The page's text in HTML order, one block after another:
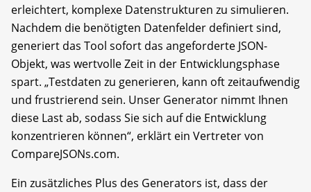
erleichtert, komplexe Datenstrukturen zu simulieren.
Nachdem die benötigten Datenfelder definiert sind,
generiert das Tool sofort das angeforderte JSON-
Objekt, was wertvolle Zeit in der Entwicklungsphase
spart. „Testdaten zu generieren, kann oft zeitaufwendig
und frustrierend sein. Unser Generator nimmt Ihnen
diese Last ab, sodass Sie sich auf die Entwicklung
konzentrieren können“, erklärt ein Vertreter von
CompareJSONs.com.
Ein zusätzliches Plus des Generators ist, dass der